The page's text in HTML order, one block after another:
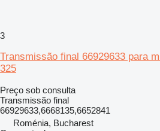
3
Transmissão final 66929633 para
325
Preço sob consulta
Transmissão final
66929633,6668135,6652841
Roménia, Bucharest